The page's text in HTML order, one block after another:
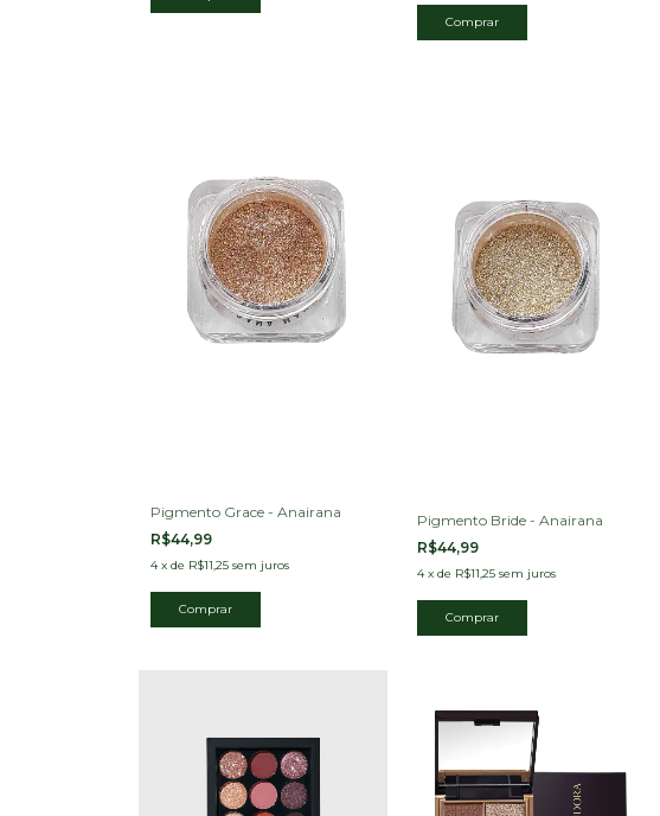
Comprar
Pigmento Grace - Anairana
R$44,99
4 x de R$11,25 sem juros
Pigmento Bride - Anairana
R$44,99
4 x de R$11,25 sem juros